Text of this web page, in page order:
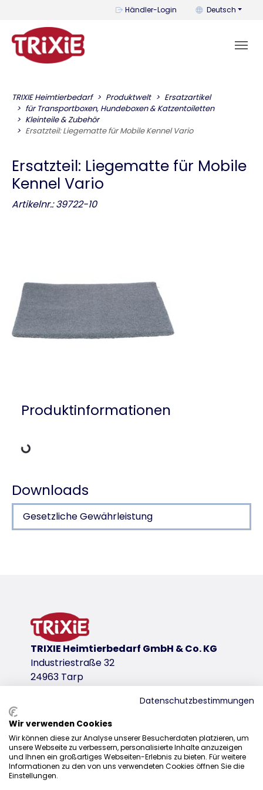
Händler-Login Mit diesem
Deutsch
TRIXIE Heimtierbedarf Produktwelt
Ersatzartikel
für Transportboxen, Hundeboxen & Katzentoiletten
Kleinteile & Zubehör
Ersatzteil: Liegematte für Mobile Kennel Vario
Ersatzteil: Liegematte für Mobile
Kennel Vario
Artikelnr.: 39722-10
Produktinformationen
Lädt Daten
Downloads
Gesetzliche Gewährleistung
Produktvariante: eindeutige
für Art.
39722
Download-Links
Gesetzliche Gewährleistung
TRIXIE Heimtierbedarf GmbH & Co. KG
Industriestraße 32
24963 Tarp
Vertrieb
+49 4638 2109-100
vertrieb@trixie.de
Datenschutzbestimmungen
Wir verwenden Cookies
Wir können diese zur Analyse unserer Besucherdaten platzieren, um
unsere Webseite zu verbessern, personalisierte Inhalte anzuzeigen
und Ihnen ein großartiges Webseiten-Erlebnis zu bieten. Für weitere
Informationen zu den von uns verwendeten Cookies öffnen Sie die
Einstellungen.